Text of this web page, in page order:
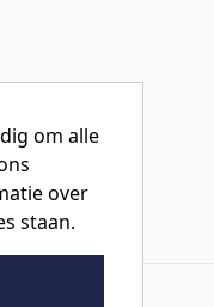
om alle
over
staan.